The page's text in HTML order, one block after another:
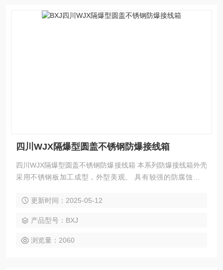
四川WJX隔爆型圆盖不锈钢防爆接线箱
四川WJX隔爆型圆盖不锈钢防爆接线箱 本系列防爆接线箱外壳
采用不锈钢板加工成型，外型美观。 具有较强的防腐蚀，防
子数及出线口数选用单壳体或单壳体的组合形式以满足需要。
更新时间：2025-05-12
产品型号：BXJ
浏览量：2060